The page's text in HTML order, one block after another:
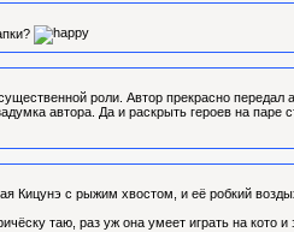
роли. Автор прекрасно
автора. Да и раскрыть героев на
Кицунэ с рыжим хвостом, и её робкий
таю, раз уж она умеет играть на кото и